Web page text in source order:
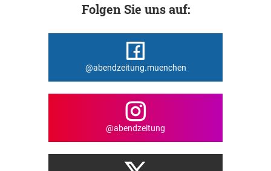
Folgen Sie uns auf:
@abendzeitung.muenchen
@abendzeitung